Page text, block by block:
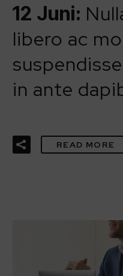
12 Juni:
libero ac
in ante
READ MORE